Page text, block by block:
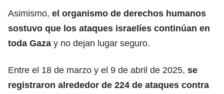
Asimismo, el organismo de derechos humanos
sostuvo que los ataques israelíes continúan en
toda Gaza y no dejan lugar seguro.
Entre el 18 de marzo y el 9 de abril de 2025, se
registraron alrededor de 224 de ataques contra